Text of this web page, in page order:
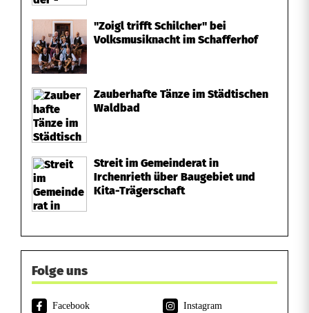
"Zoigl trifft Schilcher" bei
Volksmusiknacht im Schafferhof
Zauberhafte Tänze im Städtischen
Waldbad
Streit im Gemeinderat in
Irchenrieth über Baugebiet und
Kita-Trägerschaft
Folge uns
Facebook
Instagram